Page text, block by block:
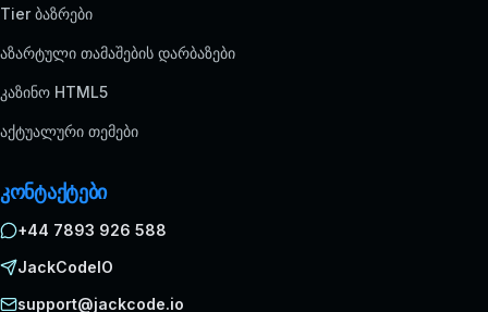
Tier ბაზრები
აზარტული თამაშების დარბაზები
კაზინო HTML5
აქტუალური თემები
კონტაქტები
+44 7893 926 588
JackCodeIO
support@jackcode.io